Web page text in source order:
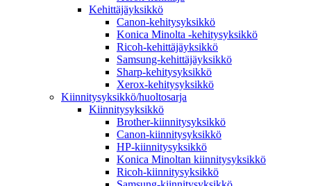
Kehittäjäyksikkö
Canon-kehitysyksikkö
Konica Minolta -kehitysyksikkö
Ricoh-kehittäjäyksikkö
Samsung-kehittäjäyksikkö
Sharp-kehitysyksikkö
Xerox-kehitysyksikkö
Kiinnitysyksikkö/huoltosarja
Kiinnitysyksikkö
Brother-kiinnitysyksikkö
Canon-kiinnitysyksikkö
HP-kiinnitysyksikkö
Konica Minoltan kiinnitysyksikkö
Ricoh-kiinnitysyksikkö